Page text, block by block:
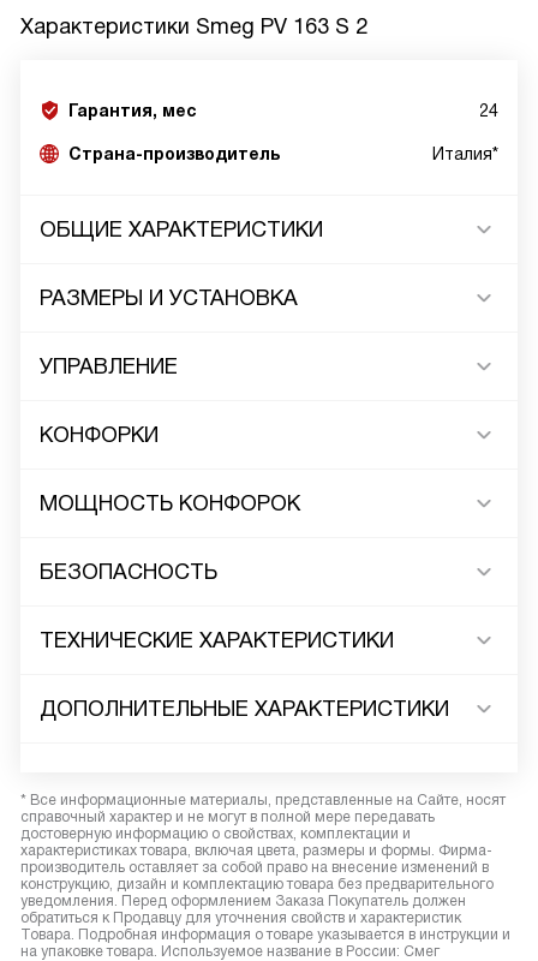
Характеристики Smeg PV 163 S 2
Гарантия, мес 24
Страна-производитель Италия*
ОБЩИЕ ХАРАКТЕРИСТИКИ
РАЗМЕРЫ И УСТАНОВКА
УПРАВЛЕНИЕ
КОНФОРКИ
МОЩНОСТЬ КОНФОРОК
БЕЗОПАСНОСТЬ
ТЕХНИЧЕСКИЕ ХАРАКТЕРИСТИКИ
ДОПОЛНИТЕЛЬНЫЕ ХАРАКТЕРИСТИКИ
* Все информационные материалы, представленные на Сайте, носят
справочный характер и не могут в полной мере передавать
достоверную информацию о свойствах, комплектации и
характеристиках товара, включая цвета, размеры и формы. Фирма-
производитель оставляет за собой право на внесение изменений в
конструкцию, дизайн и комплектацию товара без предварительного
уведомления. Перед оформлением Заказа Покупатель должен
обратиться к Продавцу для уточнения свойств и характеристик
Товара. Подробная информация о товаре указывается в инструкции и
на упаковке товара. Используемое название в России: Смег